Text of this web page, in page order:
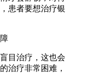
患者要想治疗银
目治疗，这也会
治疗非常困难，